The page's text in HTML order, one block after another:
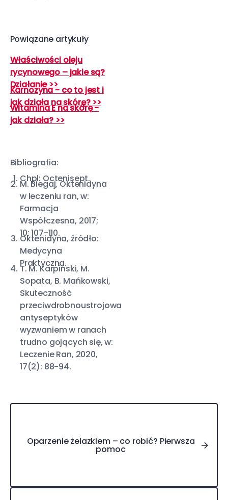
Powiązane artykuły
Właściwości oleju
rycynowego – jakie są?
Działanie >>
Karnozyna - co to jest i
jak działa na skórę? >>
Witamina E na skórę -
jak działa? >>
Bibliografia:
Chpl: Octenisept.
M. Biegaj, Oktenidyna
w leczeniu ran, w:
Farmacja
Współczesna, 2017;
10: 107-110.
Oktenidyna, źródło:
Medycyna
Praktyczna.
T. M. Karpiński, M.
Sopata, B. Mańkowski,
Skuteczność
przeciwdrobnoustrojowa
antyseptyków
wyzwaniem w ranach
trudno gojących się, w:
Leczenie Ran, 2020,
17(2): 88-94.
Oparzenie żelazkiem – co robić? Pierwsza pomoc
Oparzenie żelazkiem – co robić? Pierwsza
pomoc
Właściwości oleju rycynowego – jakie są? Działanie